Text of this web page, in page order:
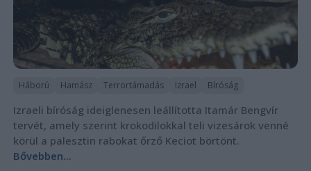
Háború Hamász Terrortámadás Izrael Bíróság
Izraeli bíróság ideiglenesen leállította Itamár Bengvír
tervét, amely szerint krokodilokkal teli vizesárok venné
körül a palesztin rabokat őrző Keciot börtönt.
Bővebben...